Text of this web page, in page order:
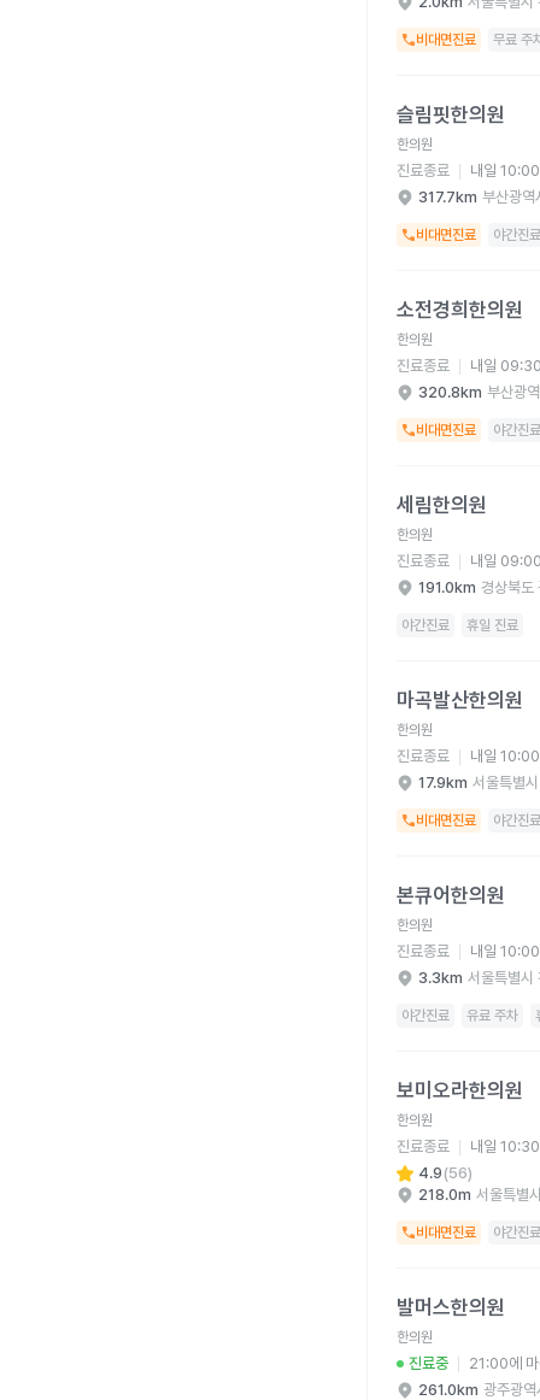
비대면진료 무료 주
슬림핏한의원
한의원
진료종료
내일
317.7km 부산광역
비대면진료 야간진료
소전경희한의원
한의원
진료종료
내일
320.8km 부산광
비대면진료 야간진료
세림한의원
한의원
진료종료
내일
191.0km 경상북도
야간진료 휴일 진료
마곡발산한의원
한의원
진료종료
내일
17.9km 서울특별
비대면진료 야간진료
본큐어한의원
한의원
진료종료
내일
3.3km 서울특별시
야간진료 유료 주차
보미오라한의원
한의원
진료종료
내일
4.9 (56)
218.0m 서울특별
비대면진료 야간진료
발머스한의원
한의원
진료중
21:00에
261.0km 광주광